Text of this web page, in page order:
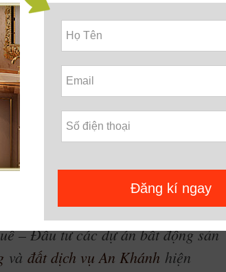
hữu hệ thống tiện ích vượt trội và xứng tầm
đẳng cấp quốc tế: phố đi bộ dài nhất Việt
nhà hàng lớn nhất Việt Nam với sức chứa
tận hưởng những lễ hội mang tầm quốc tế: lễ
sạn mini..Chăc chắn Coco Ocean Resort
có thể trải nghiệm và khám phá những
Condotel Coco Ocean Resort Đà Nẵng sẽ
và nhà đầu tư quan tâm tham khảo thêm.
– Đầu tư các dự án bất động sản
và đất dịch vụ An Khánh hiện
Đăng kí ngay